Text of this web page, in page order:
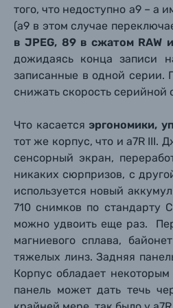
того, что недоступно a9 – а
(a9 в этом случае
в JPEG, 89 в сжатом RAW
дожидаясь конца записи
записанные в одной серии.
снижать скорость серийной
Что касается эргономики,
тот же корпус, что и a7R III.
сенсорный экран,
никаких сюрпризов, с
используется новый
710 снимков по стандарту
можно удвоить еще раз.
магниевого сплава,
тяжелых линз. Задняя
Корпус обладает
панель может дать течь